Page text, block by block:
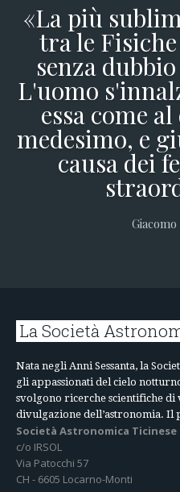
«La più
tra le
senza
L'uomo
essa come
medesimo, e
causa dei
La Società
Nata negli Anni Sessanta, la
gli appassionati del cielo
svolgono ricerche scientifiche di
divulgazione dell’astronomia. Il
Società Astronomica Ticinese
c/o IRSOL
Via Patocchi 57
CH - 6605 Locarno-Monti